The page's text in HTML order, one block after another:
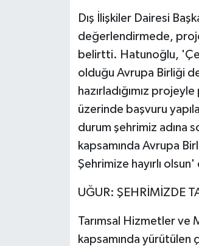
Dış İlişkiler Dairesi
değerlendirmede,
belirtti. Hatunoğlu,
olduğu Avrupa Birliği
hazırladığımız
üzerinde başvuru
durum şehrimiz adına
kapsamında Avrupa
Şehrimize hayırlı
UĞUR: ŞEHRİMİZDE
Tarımsal Hizmetler ve
kapsamında yürütülen